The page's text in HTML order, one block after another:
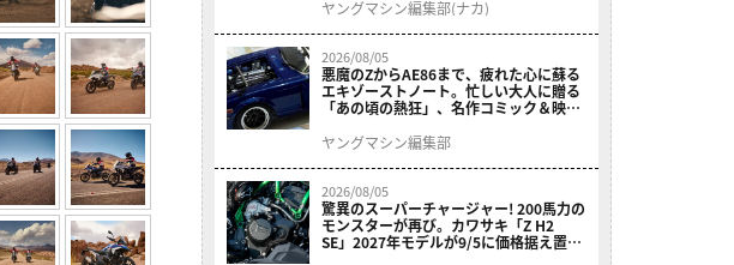
ニット プレシャスレイ スモール］
ヤングマシン編集部(ナカ)
2026/08/05
悪魔のZからAE86まで、疲れた心に蘇る
エキゾーストノート。忙しい大人に贈る
「あの頃の熱狂」、名作コミック＆映画
結！
ヤングマシン編集部
2026/08/05
驚異のスーパーチャージャー! 200馬力の
モンスターが再び。カワサキ「Z H2
SE」2027年モデルが9/5に価格据え置き